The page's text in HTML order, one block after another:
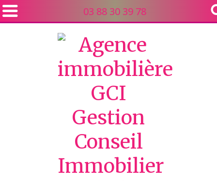
03 88 30 39 78